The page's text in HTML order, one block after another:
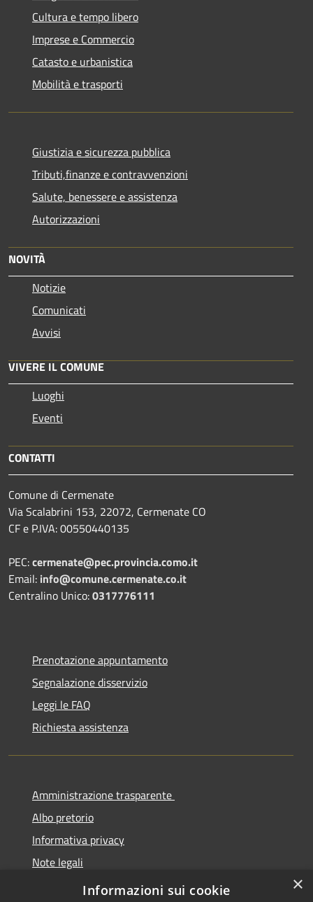
Cultura e tempo libero
Imprese e Commercio
Catasto e urbanistica
Mobilità e trasporti
Giustizia e sicurezza pubblica
Tributi,finanze e contravvenzioni
Salute, benessere e assistenza
Autorizzazioni
NOVITÀ
Notizie
Comunicati
Avvisi
VIVERE IL COMUNE
Luoghi
Eventi
CONTATTI
Comune di Cermenate
Via Scalabrini 153, 22072, Cermenate CO
CF e P.IVA: 00550440135
PEC:cermenate@pec.provincia.como.it
Email: info@comune.cermenate.co.it
Centralino Unico:0317776111
Prenotazione appuntamento
Segnalazione disservizio
Leggi le FAQ
Richiesta assistenza
Amministrazione trasparente
Albo pretorio
Informativa privacy
Note legali
Dichiarazione di accessibilità
×
Informazioni sui cookie